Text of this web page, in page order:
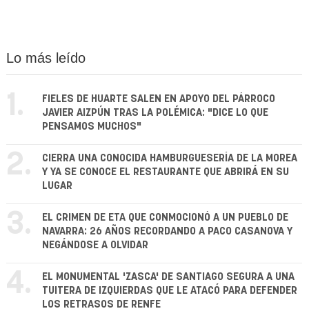
Lo más leído
1.
FIELES DE HUARTE SALEN EN APOYO DEL PÁRROCO
JAVIER AIZPÚN TRAS LA POLÉMICA: "DICE LO QUE
PENSAMOS MUCHOS"
2.
CIERRA UNA CONOCIDA HAMBURGUESERÍA DE LA MOREA
Y YA SE CONOCE EL RESTAURANTE QUE ABRIRÁ EN SU
LUGAR
3.
EL CRIMEN DE ETA QUE CONMOCIONÓ A UN PUEBLO DE
NAVARRA: 26 AÑOS RECORDANDO A PACO CASANOVA Y
NEGÁNDOSE A OLVIDAR
4.
EL MONUMENTAL 'ZASCA' DE SANTIAGO SEGURA A UNA
TUITERA DE IZQUIERDAS QUE LE ATACÓ PARA DEFENDER
LOS RETRASOS DE RENFE